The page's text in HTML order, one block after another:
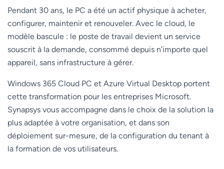
Pendant 30 ans, le PC a été un actif physique à acheter,
configurer, maintenir et renouveler. Avec le cloud, le
modèle bascule : le poste de travail devient un service
souscrit à la demande, consommé depuis n’importe quel
appareil, sans infrastructure à gérer.
Windows 365 Cloud PC et Azure Virtual Desktop portent
cette transformation pour les entreprises Microsoft.
Synapsys vous accompagne dans le choix de la solution la
plus adaptée à votre organisation, et dans son
déploiement sur-mesure, de la configuration du tenant à
la formation de vos utilisateurs.